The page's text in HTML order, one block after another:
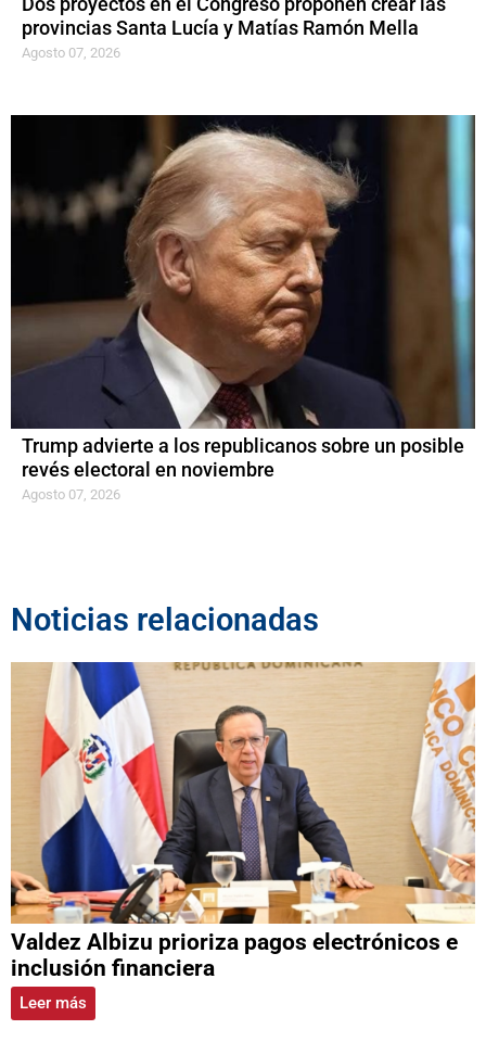
provincias Santa Lucía y Matías Ramón Mella
Agosto 07, 2026
Trump advierte a los republicanos sobre un posible
revés electoral en noviembre
Agosto 07, 2026
Noticias relacionadas
Valdez Albizu prioriza pagos electrónicos e
inclusión financiera
Leer más